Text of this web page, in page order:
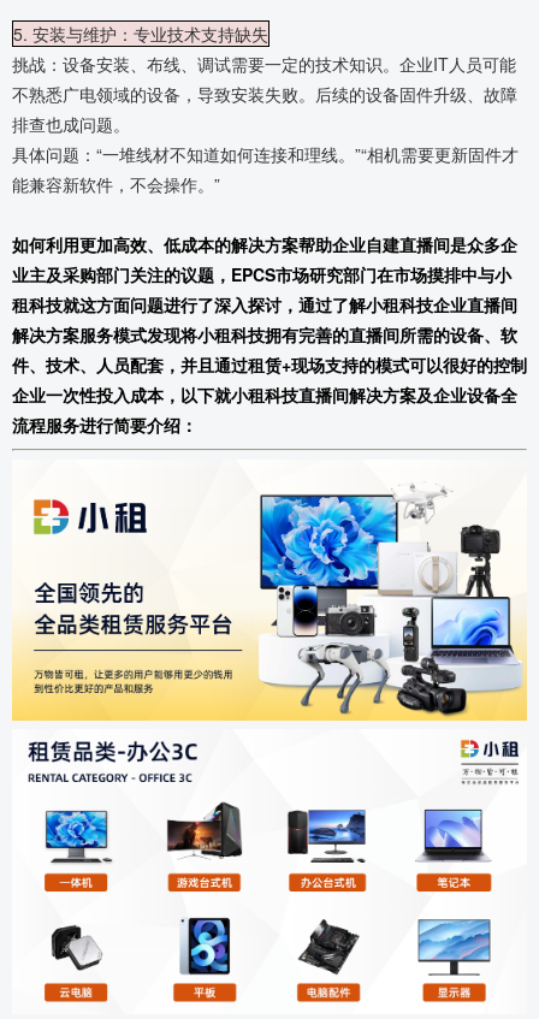
5. 安装与维护：专业技术支持缺失
挑战：设备安装、布线、调试需要一定的技术知识。企业IT人员可能
不熟悉广电领域的设备，导致安装失败。后续的设备固件升级、故障
排查也成问题。
具体问题：“一堆线材不知道如何连接和理线。”“相机需要更新固件才
能兼容新软件，不会操作。”
如何利用更加高效、低成本的解决方案帮助企业自建直播间是众多企
业主及采购部门关注的议题，EPCS市场研究部门在市场摸排中与小
租科技就这方面问题进行了深入探讨，通过了解小租科技企业直播间
解决方案服务模式发现将小租科技拥有完善的直播间所需的设备、软
件、技术、人员配套，并且通过租赁+现场支持的模式可以很好的控制
企业一次性投入成本，以下就小租科技直播间解决方案及企业设备全
流程服务进行简要介绍：